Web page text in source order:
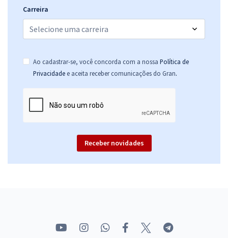
Carreira
Ao cadastrar-se, você concorda com a nossa Política de
Privacidade e aceita receber comunicações do Gran.
Receber novidades